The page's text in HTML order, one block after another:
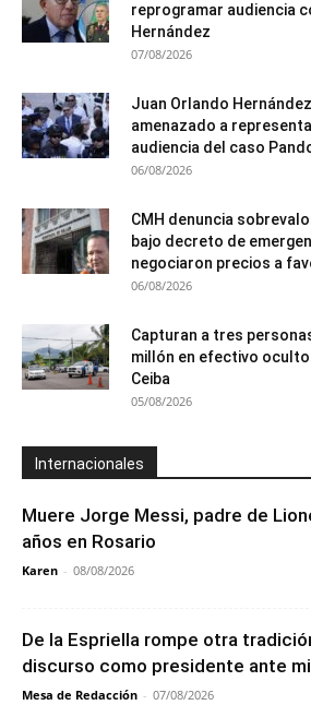
reprogramar audiencia
Hernández
07/08/2026
Juan Orlando
amenazado a
audiencia del caso
06/08/2026
CMH denuncia
bajo decreto de
negociaron precios a
06/08/2026
Capturan a tres
millón en efectivo oculto
Ceiba
05/08/2026
Internacionales
Muere Jorge Messi, padre de
años en Rosario
Karen - 08/08/2026
De la Espriella rompe otra
discurso como presidente ante
Mesa de Redacción - 07/08/2026